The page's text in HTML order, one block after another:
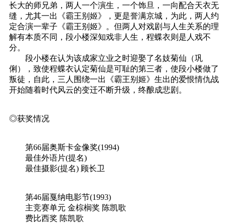
长大的师兄弟，两人一个演生，一个饰旦，一向配合天衣无
缝，尤其一出《霸王别姬》，更是誉满京城，为此，两人约
定合演一辈子《霸王别姬》。但两人对戏剧与人生关系的理
解有本质不同，段小楼深知戏非人生，程蝶衣则是人戏不
分。
段小楼在认为该成家立业之时迎娶了名妓菊仙（巩
俐），致使程蝶衣认定菊仙是可耻的第三者，使段小楼做了
叛徒，自此，三人围绕一出《霸王别姬》生出的爱恨情仇战
开始随着时代风云的变迁不断升级，终酿成悲剧。
◎获奖情况
第66届奥斯卡金像奖(1994)
最佳外语片(提名)
最佳摄影(提名) 顾长卫
第46届戛纳电影节(1993)
主竞赛单元 金棕榈奖 陈凯歌
费比西奖 陈凯歌